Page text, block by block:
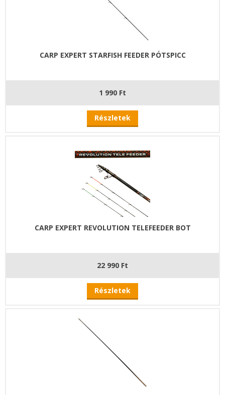
CARP EXPERT STARFISH FEEDER PÓTSPICC
1 990 Ft
Részletek
CARP EXPERT REVOLUTION TELEFEEDER BOT
22 990 Ft
Részletek